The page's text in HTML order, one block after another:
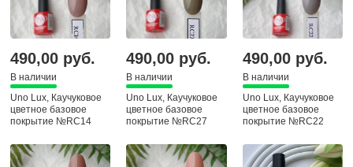
490,00 руб.
В наличии
Uno Lux, Каучуковое
цветное базовое
покрытие №RC14
490,00 руб.
В наличии
Uno Lux, Каучуковое
цветное базовое
покрытие №RC27
490,00 руб.
В наличии
Uno Lux, Каучуковое
цветное базовое
покрытие №RC22